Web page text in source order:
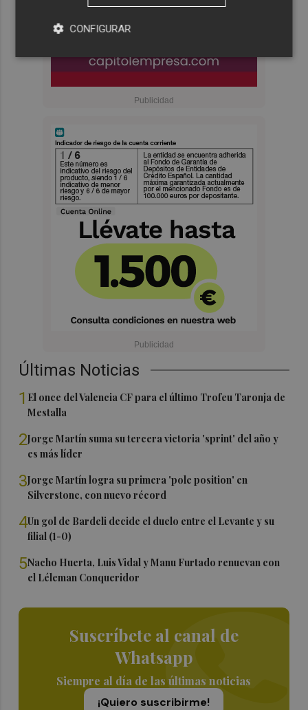
Últimas Noticias
1 El once del Valencia CF para el último Trofeu Taronja de
Mestalla
2Jorge Martín suma su tercera victoria 'sprint' del año y
es más líder
3Jorge Martín logra su primera 'pole position' en
Silverstone, con nuevo récord
4Un gol de Bardeli decide el duelo entre el Levante y su
filial (1-0)
5Nacho Huerta, Luis Vidal y Manu Furtado renuevan con
el Léleman Conqueridor
Suscríbete al canal de
Whatsapp
Siempre al día de las últimas noticias
¡Quiero suscribirme!
CONFIGURAR